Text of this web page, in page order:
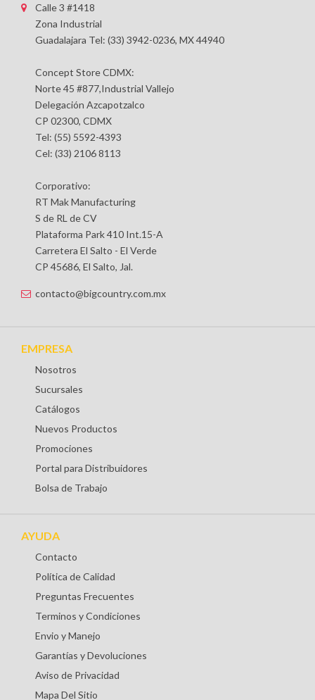
Calle 3 #1418
Zona Industrial
Guadalajara Tel: (33) 3942-0236, MX 44940
Concept Store CDMX:
Norte 45 #877,Industrial Vallejo
Delegación Azcapotzalco
CP 02300, CDMX
Tel: (55) 5592-4393
Cel: (33) 2106 8113
Corporativo:
RT Mak Manufacturing
S de RL de CV
Plataforma Park 410 Int.15-A
Carretera El Salto - El Verde
CP 45686, El Salto, Jal.
contacto@bigcountry.com.mx
EMPRESA
Nosotros
Sucursales
Catálogos
Nuevos Productos
Promociones
Portal para Distribuidores
Bolsa de Trabajo
AYUDA
Contacto
Política de Calidad
Preguntas Frecuentes
Terminos y Condiciones
Envio y Manejo
Garantías y Devoluciones
Aviso de Privacidad
Mapa Del Sitio